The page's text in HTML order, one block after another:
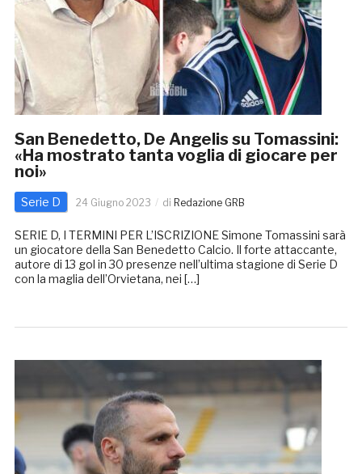
San Benedetto, De Angelis su Tomassini:
«Ha mostrato tanta voglia di giocare per
noi»
Serie D 24 Giugno 2023 di Redazione GRB
SERIE D, I TERMINI PER L’ISCRIZIONE Simone Tomassini sarà
un giocatore della San Benedetto Calcio. Il forte attaccante,
autore di 13 gol in 30 presenze nell’ultima stagione di Serie D
con la maglia dell’Orvietana, nei […]